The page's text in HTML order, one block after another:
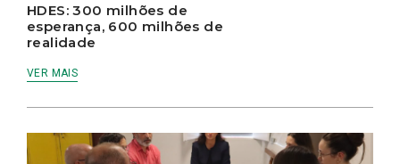
HDES: 300 milhões de
esperança, 600 milhões de
realidade
VER MAIS